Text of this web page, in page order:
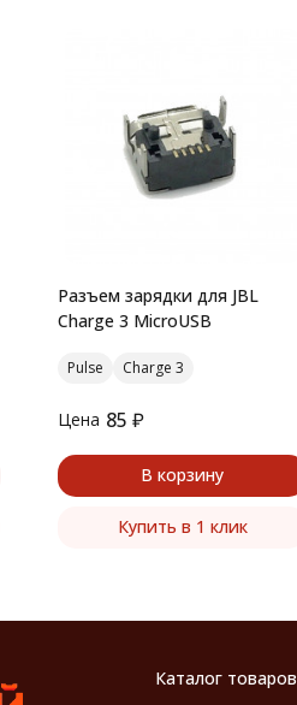
Разъем зарядки для JBL
Charge 3 MicroUSB
Pulse Charge 3
Цена 85 ₽
В корзину
Купить в 1 клик
Каталог товаров